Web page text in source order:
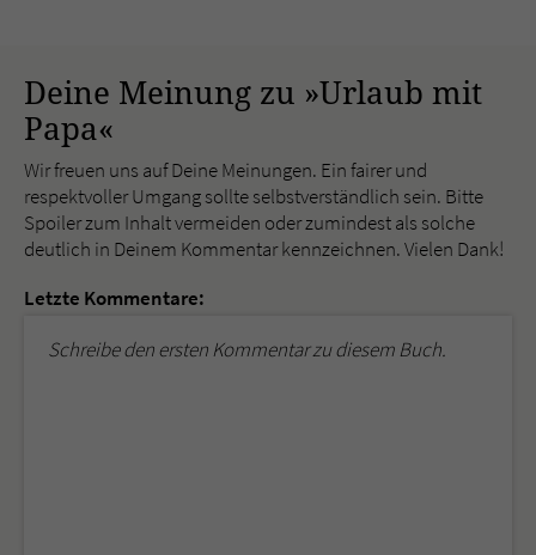
Deine Meinung zu »Urlaub mit
Papa«
Wir freuen uns auf Deine Meinungen. Ein fairer und
respektvoller Umgang sollte selbstverständlich sein. Bitte
Spoiler zum Inhalt vermeiden oder zumindest als solche
deutlich in Deinem Kommentar kennzeichnen. Vielen Dank!
Letzte Kommentare:
Schreibe den ersten Kommentar zu diesem Buch.